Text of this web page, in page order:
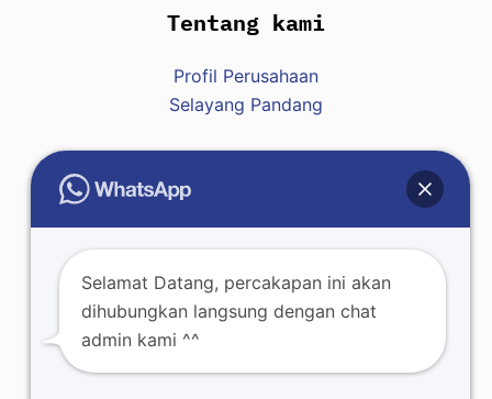
Tentang kami
Profil Perusahaan
Selayang Pandang
Hubungi Kami
Raja : +62 812-8007-7428
Selamat Datang, percakapan ini akan
dihubungkan langsung dengan chat
admin kami ^^